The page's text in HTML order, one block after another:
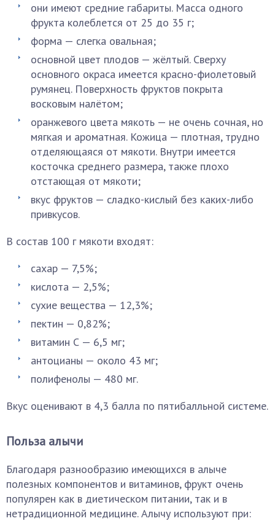
они имеют средние габариты. Масса одного
фрукта колеблется от 25 до 35 г;
форма — слегка овальная;
основной цвет плодов — жёлтый. Сверху
основного окраса имеется красно-фиолетовый
румянец. Поверхность фруктов покрыта
восковым налётом;
оранжевого цвета мякоть — не очень сочная, но
мягкая и ароматная. Кожица — плотная, трудно
отделяющаяся от мякоти. Внутри имеется
косточка среднего размера, также плохо
отстающая от мякоти;
вкус фруктов — сладко-кислый без каких-либо
привкусов.
В состав 100 г мякоти входят:
сахар — 7,5%;
кислота — 2,5%;
сухие вещества — 12,3%;
пектин — 0,82%;
витамин С — 6,5 мг;
антоцианы — около 43 мг;
полифенолы — 480 мг.
Вкус оценивают в 4,3 балла по пятибалльной системе.
Польза алычи
Благодаря разнообразию имеющихся в алыче
полезных компонентов и витаминов, фрукт очень
популярен как в диетическом питании, так и в
нетрадиционной медицине. Алычу используют при: